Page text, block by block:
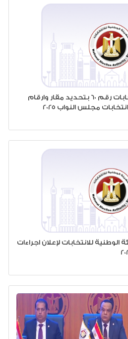
قرار الهيئة الوطنية للانتخابات رقم 60 بتحديد مقار وارقام
مجلس النواب 2025
الوطنية للانتخابات لإعلان اجراءات